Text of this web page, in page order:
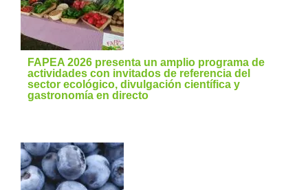
FAPEA 2026 presenta un amplio programa de
actividades con invitados de referencia del
sector ecológico, divulgación científica y
gastronomía en directo